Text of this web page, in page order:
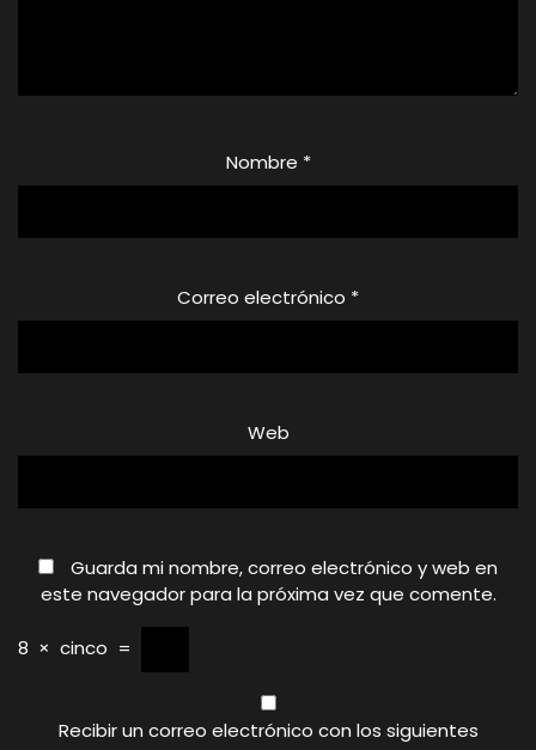
Nombre *
Correo electrónico *
Web
Guarda mi nombre, correo electrónico y web en
este navegador para la próxima vez que comente.
8 × cinco =
Recibir un correo electrónico con los siguientes